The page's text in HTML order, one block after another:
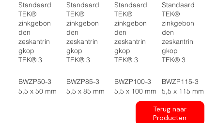
Standaard
TEK®
zinkgebon
den
zeskantrin
gkop
TEK® 3
BWZP50-3
5,5 x 50 mm
Standaard
TEK®
zinkgebon
den
zeskantrin
gkop
TEK® 3
BWZP85-3
5,5 x 85 mm
Standaard
TEK®
zinkgebon
den
zeskantrin
gkop
TEK® 3
BWZP100-3
5,5 x 100 mm
Standaard
TEK®
zinkgebon
den
zeskantrin
gkop
TEK® 3
BWZP115-3
5,5 x 115 mm
Terug naar
Producten